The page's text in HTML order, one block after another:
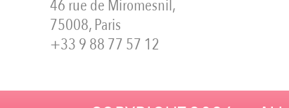
46 rue de Miromesnil,
75008, Paris
+33 9 88 77 57 12